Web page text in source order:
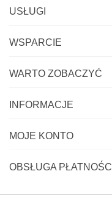
USŁUGI
WSPARCIE
WARTO ZOBACZYĆ
INFORMACJE
MOJE KONTO
OBSŁUGA PŁATNOŚCI